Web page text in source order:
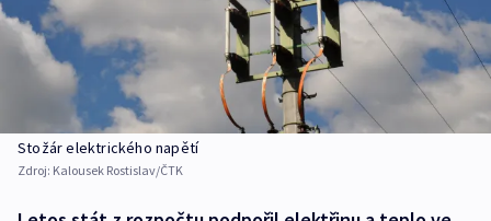
Stožár elektrického napětí
Zdroj: Kalousek Rostislav/ČTK